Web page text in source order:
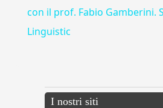
con il prof. Fabio Gamberini.
Linguistic
I nostri siti